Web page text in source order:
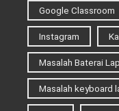
Google Classroom
Instagram
Masalah Baterai
Masalah keyboard